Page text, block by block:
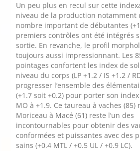
Un peu plus en recul sur cette
niveau de la production notamment
nombre important de débutantes
premiers contrôles ont été intégrés
sortie. En revanche, le profil
toujours aussi impressionnant. Les
pointages confortent les index de
niveau du corps (LP +1.2 / IS +1.2 /
progresser l’ensemble des
(+1.7 soit +0.2) pour porter son
MO à +1.9. Ce taureau à vaches (85)
Moriceau à Macé (61) reste l’un des
incontournables pour obtenir des
conformées et puissantes avec des
sains (+0.4 MTL / +0.5 UL / +0.9 LC).